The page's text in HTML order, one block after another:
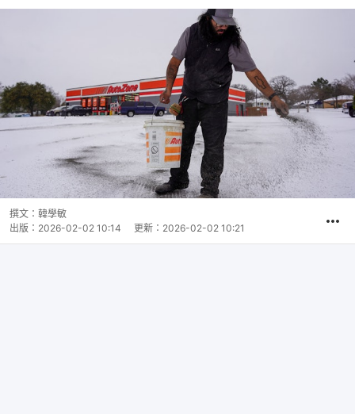
撰文： 韓學敏
出版： 2026-02-02 10:14 更新： 2026-02-02 10:21